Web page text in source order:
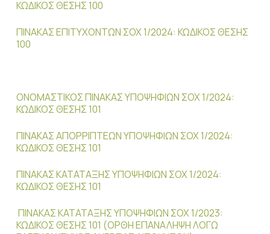
ΚΩΔΙΚΟΣ ΘΕΣΗΣ 100
ΠΙΝΑΚΑΣ ΕΠΙΤΥΧΟΝΤΩΝ ΣΟΧ 1/2024: ΚΩΔΙΚΟΣ ΘΕΣΗΣ
100
ΟΝΟΜΑΣΤΙΚΟΣ ΠΙΝΑΚΑΣ ΥΠΟΨΗΦΙΩΝ ΣΟΧ 1/2024:
ΚΩΔΙΚΟΣ ΘΕΣΗΣ 101
ΠΙΝΑΚΑΣ ΑΠΟΡΡΙΠΤΕΩΝ ΥΠΟΨΗΦΙΩΝ ΣΟΧ 1/2024:
ΚΩΔΙΚΟΣ ΘΕΣΗΣ 101
ΠΙΝΑΚΑΣ ΚΑΤΑΤΑΞΗΣ ΥΠΟΨΗΦΙΩΝ ΣΟΧ 1/2024:
ΚΩΔΙΚΟΣ ΘΕΣΗΣ 101
ΠΙΝΑΚΑΣ ΚΑΤΑΤΑΞΗΣ ΥΠΟΨΗΦΙΩΝ ΣΟΧ 1/2023:
ΚΩΔΙΚΟΣ ΘΕΣΗΣ 101 (ΟΡΘΗ ΕΠΑΝΑΛΗΨΗ ΛΟΓΩ